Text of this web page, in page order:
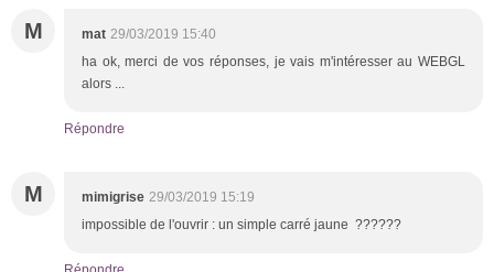
M mat 29/03/2019 15:40
ha ok, merci de vos réponses, je vais m'intéresser au WEBGL
alors ...
Répondre
M mimigrise 29/03/2019 15:19
impossible de l'ouvrir : un simple carré jaune ??????